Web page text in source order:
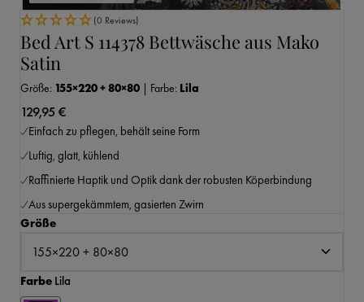
(0 Reviews)
Bed Art S 114378 Bettwäsche aus Mako
Satin
Größe: 155×220 + 80×80 | Farbe: Lila
129,95 €
Einfach zu pflegen, behält seine Form
Luftig, glatt, kühlend
Raffinierte Haptik und Optik dank der robusten Köperbindung
Aus supergekämmtem, gasierten Zwirn
Größeauswählen
Farbeauswählen
Lila